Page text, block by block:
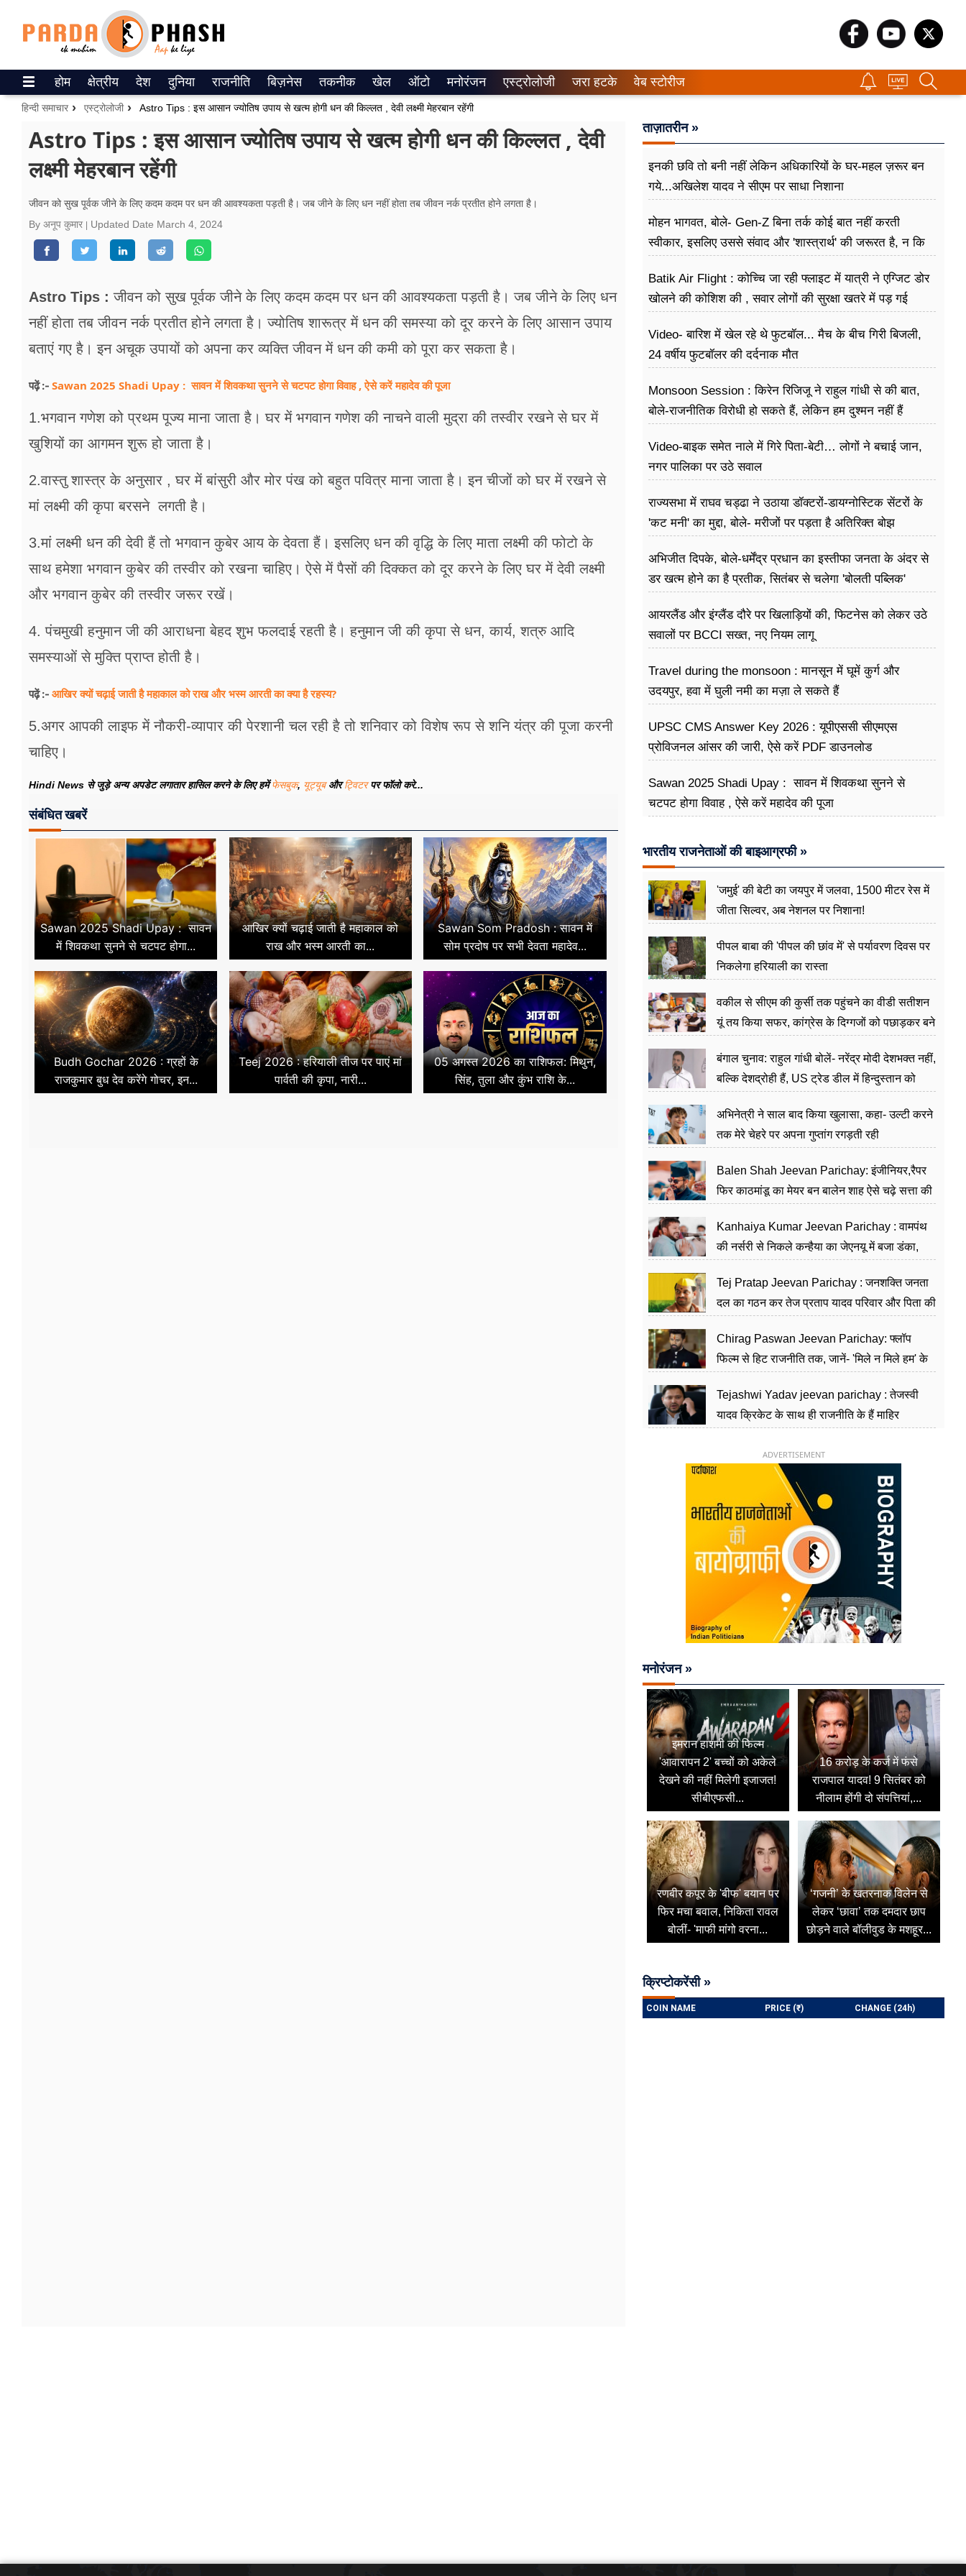
ePaper
वेब स्टोरीज
उत्तर प्रदेश
गैलरी
वीडियो
रिलेशनशिप
जीवन मंत्रा
फूड
ब्‍यूटी
जॉब्स
होम क्षेत्रीय देश दुनिया राजनीति बिज़नेस तकनीक खेल ऑटो मनोरंजन एस्ट्रोलोजी जरा हटके वेब स्टोरीज
हिन्दी समाचार एस्ट्रोलोजी Astro Tips : इस आसान ज्योतिष उपाय से खत्म होगी धन की किल्लत , देवी लक्ष्मी मेहरबान रहेंगी
Astro Tips : इस आसान ज्योतिष उपाय से खत्म होगी धन की किल्लत , देवी
लक्ष्मी मेहरबान रहेंगी
जीवन को सुख पूर्वक जीने के लिए कदम कदम पर धन की आवश्यकता पड़ती है। जब जीने के लिए धन नहीं होता तब जीवन नर्क प्रतीत होने लगता है।
By अनूप कुमार
Updated Date March 4, 2024
Astro Tips : जीवन को सुख पूर्वक जीने के लिए कदम कदम पर धन की आवश्यकता पड़ती है। जब जीने के लिए धन
नहीं होता तब जीवन नर्क प्रतीत होने लगता है। ज्योतिष शारूत्र में धन की समस्या को दूर करने के लिए आसान उपाय
बताएं गए है। इन अचूक उपायों को अपना कर व्यक्ति जीवन में धन की कमी को पूरा कर सकता है।
पढ़ें :- Sawan 2025 Shadi Upay : सावन में शिवकथा सुनने से चटपट होगा विवाह , ऐसे करें महादेव की पूजा
1.भगवान गणेश को प्रथम पूज्य माना जाता है। घर में भगवान गणेश की नाचने वाली मुद्रा की तस्वीर रखने से घर में
खुशियों का आगमन शुरू हो जाता है।
2.वास्तु शास्त्र के अनुसार , घर में बांसुरी और मोर पंख को बहुत पवित्र माना जाता है। इन चीजों को घर में रखने से
मां लक्ष्मी की कृपा बरसने लगती है।
3.मां लक्ष्मी धन की देवी हैं तो भगवान कुबेर आय के देवता हैं। इसलिए धन की वृद्धि के लिए माता लक्ष्मी की फोटो के
साथ हमेशा भगवान कुबेर की तस्वीर को रखना चाहिए। ऐसे में पैसों की दिक्कत को दूर करने के लिए घर में देवी लक्ष्मी
और भगवान कुबेर की तस्वीर जरूर रखें।
4. पंचमुखी हनुमान जी की आराधना बेहद शुभ फलदाई रहती है। हनुमान जी की कृपा से धन, कार्य, शत्रु आदि
समस्याओं से मुक्ति प्राप्त होती है।
पढ़ें :- आखिर क्यों चढ़ाई जाती है महाकाल को राख और भस्म आरती का क्या है रहस्य?
5.अगर आपकी लाइफ में नौकरी-व्यापार की पेरशानी चल रही है तो शनिवार को विशेष रूप से शनि यंत्र की पूजा करनी
चाहिए।
Hindi News से जुड़े अन्य अपडेट लगातार हासिल करने के लिए हमेंफेसबुक, यूट्यूबऔरट्विटरपर फॉलो करे...
संबंधित खबरें
Sawan 2025 Shadi Upay : सावन
में शिवकथा सुनने से चटपट होगा...
आखिर क्यों चढ़ाई जाती है महाकाल को
राख और भस्म आरती का...
Sawan Som Pradosh : सावन में
सोम प्रदोष पर सभी देवता महादेव...
Budh Gochar 2026 : ग्रहों के
राजकुमार बुध देव करेंगे गोचर, इन...
Teej 2026 : हरियाली तीज पर पाएं मां
पार्वती की कृपा, नारी...
05 अगस्त 2026 का राशिफल: मिथुन,
सिंह, तुला और कुंभ राशि के...
ताज़ातरीन »
इनकी छवि तो बनी नहीं लेकिन अधिकारियों के घर-महल ज़रूर बन
गये...अखिलेश यादव ने सीएम पर साधा​ निशाना
मोहन भागवत, बोले- Gen-Z बिना तर्क कोई बात नहीं करती
स्वीकार, इसलिए उससे संवाद और 'शास्त्रार्थ' की जरूरत है, न कि
Batik Air Flight : कोच्चि जा रही फ्लाइट में यात्री ने एग्जिट डोर
खोलने की कोशिश की , सवार लोगों की सुरक्षा खतरे में पड़ गई
Video- बारिश में खेल रहे थे फुटबॉल... मैच के बीच गिरी बिजली,
24 वर्षीय फुटबॉलर की दर्दनाक मौत
Monsoon Session : किरेन रिजिजू ने राहुल गांधी से की बात,
बोले-राजनीतिक विरोधी हो सकते हैं, लेकिन हम दुश्मन नहीं हैं
Video-बाइक समेत नाले में गिरे पिता-बेटी… लोगों ने बचाई जान,
नगर पालिका पर उठे सवाल
राज्यसभा में राघव चड्ढा ने उठाया डॉक्टरों-डायग्नोस्टिक सेंटरों के
'कट मनी' का मुद्दा, बोले- मरीजों पर पड़ता है अ​तिरिक्त बोझ
अभिजीत दिपके, बोले-धर्मेंद्र प्रधान का इस्तीफा जनता के अंदर से
डर खत्म होने का है प्रतीक, सितंबर से चलेगा 'बोलती पब्लिक'
आयरलैंड और इंग्लैंड दौरे पर खिलाड़ियों की, फिटनेस को लेकर उठे
सवालों पर BCCI सख्त, नए नियम लागू
Travel during the monsoon : मानसून में घूमें कुर्ग और
उदयपुर, हवा में घुली नमी का मज़ा ले सकते हैं
UPSC CMS Answer Key 2026 : यूपीएससी सीएमएस
प्रोविजनल आंसर की जारी, ऐसे करें PDF डाउनलोड
Sawan 2025 Shadi Upay : सावन में शिवकथा सुनने से
चटपट होगा विवाह , ऐसे करें महादेव की पूजा
भारतीय राजनेताओं की बाइआग्रफी »
'जमुई' की बेटी का जयपुर में जलवा, 1500 मीटर रेस में
जीता सिल्वर, अब नेशनल पर निशाना!
पीपल बाबा की 'पीपल की छांव में' से पर्यावरण दिवस पर
निकलेगा हरियाली का रास्ता
वकील से सीएम की कुर्सी तक पहुंचने का वीडी सतीशन
यूं तय किया सफर, कांग्रेस के दिग्गजों को पछाड़कर बने
बंगाल चुनाव: राहुल गांधी बोलें- नरेंद्र मोदी देशभक्त नहीं,
बल्कि देशद्रोही हैं, US ट्रेड डील में हिन्दुस्तान को
अभिनेत्री ने साल बाद किया खुलासा, कहा- उल्टी करने
तक मेरे चेहरे पर अपना गुप्तांग रगड़ती रही
Balen Shah Jeevan Parichay: इंजीनियर,रैपर
फिर काठमांडू का मेयर बन बालेन शाह ऐसे चढ़े सत्ता की
Kanhaiya Kumar Jeevan Parichay : वामपंथ
की नर्सरी से निकले कन्हैया का जेएनयू में बजा डंका,
Tej Pratap Jeevan Parichay : जनशक्ति जनता
दल का गठन कर तेज प्रताप यादव परिवार और पिता की
Chirag Paswan Jeevan Parichay: फ्लॉप
फिल्म से हिट राजनीति तक, जानें- 'मिले न मिले हम' के
Tejashwi Yadav jeevan parichay : तेजस्वी
यादव क्रिकेट के साथ ही राजनीति के हैं माहिर
ADVERTISEMENT
मनोरंजन »
इमरान हाशमी की फिल्म
'आवारापन 2' बच्चों को अकेले
देखने की नहीं मिलेगी इजाजत!
सीबीएफसी...
16 करोड़ के कर्ज में फंसे
राजपाल यादव! 9 सितंबर को
नीलाम होंगी दो संपत्तियां,...
रणबीर कपूर के 'बीफ' बयान पर
फिर मचा बवाल, निकिता रावल
बोलीं- 'माफी मांगो वरना...
‘गजनी’ के खतरनाक विलेन से
लेकर ‘छावा’ तक दमदार छाप
छोड़ने वाले बॉलीवुड के मशहूर...
क्रिप्टोकरेंसी »